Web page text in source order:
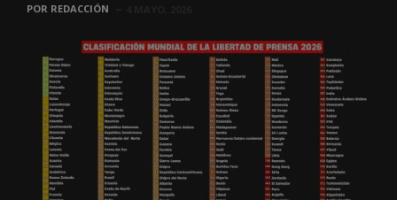
POR REDACCIÓN